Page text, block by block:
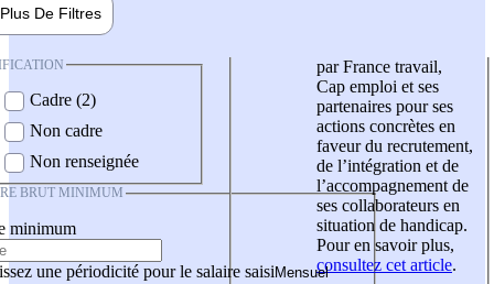
Plus De Filtres
Cadre (2)
Non cadre
Non renseignée
BRUT MINIMUM
minimum
une périodicité pour le salaire saisi
par France travail,
Cap emploi et ses
partenaires pour ses
actions concrètes en
faveur du recrutement,
de l’intégration et de
l’accompagnement de
ses collaborateurs en
situation de handicap.
Pour en savoir plus,
consultez cet article.